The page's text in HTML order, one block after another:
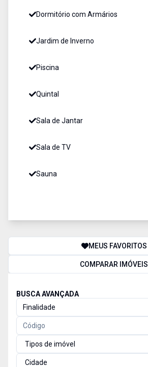
Dormitório com Armários
Jardim de Inverno
Piscina
Quintal
Sala de Jantar
Sala de TV
Sauna
MEUS FAVORITOS
COMPARAR IMÓVEIS
BUSCA AVANÇADA
Finalidade
Tipos de imóvel
Cidade